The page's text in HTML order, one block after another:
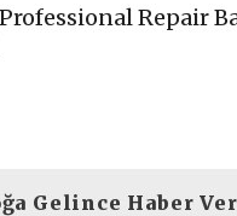
Repair
Gelince Haber Ver